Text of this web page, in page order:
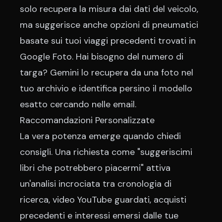
solo recupera la misura dai dati del veicolo,
ma suggerisce anche opzioni di pneumatici
basate sui tuoi viaggi precedenti trovati in
Google Foto. Hai bisogno del numero di
targa? Gemini lo recupera da una foto nel
tuo archivio e identifica persino il modello
esatto cercando nelle email.
Raccomandazioni Personalizzate
La vera potenza emerge quando chiedi
consigli. Una richiesta come "suggeriscimi
libri che potrebbero piacermi" attiva
un'analisi incrociata tra cronologia di
ricerca, video YouTube guardati, acquisti
precedenti e interessi emersi dalle tue